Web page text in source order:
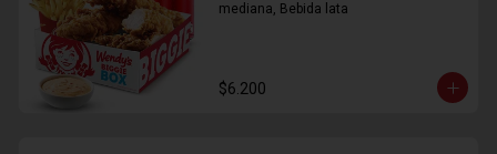
mediana, Bebida lata
$6.200